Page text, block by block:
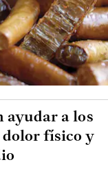
ayudar a los
dolor físico y